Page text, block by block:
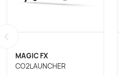
MAGIC FX
CO2LAUNCHER
‹